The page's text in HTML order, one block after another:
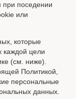
при поседении
или
которые
каждой цели
(см. ниже).
Политикой,
персональные
данных.